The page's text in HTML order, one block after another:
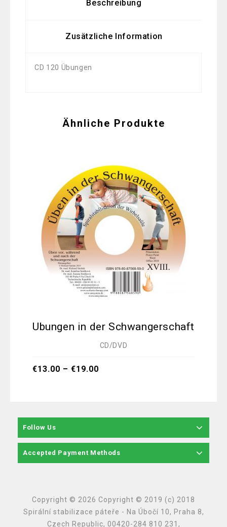
Beschreibung
Zusätzliche Information
CD 120 Übungen
Ähnliche Produkte
Ubungen in der Schwangerschaft
CD/DVD
€13.00 – €19.00
Follow Us
Accepted Payment Methods
Copyright © 2026 Copyright © 2019 (c) 2018
Spirální stabilizace páteře - Na Úbočí 10, Praha 8,
Czech Republic, 00420-284 810 231,